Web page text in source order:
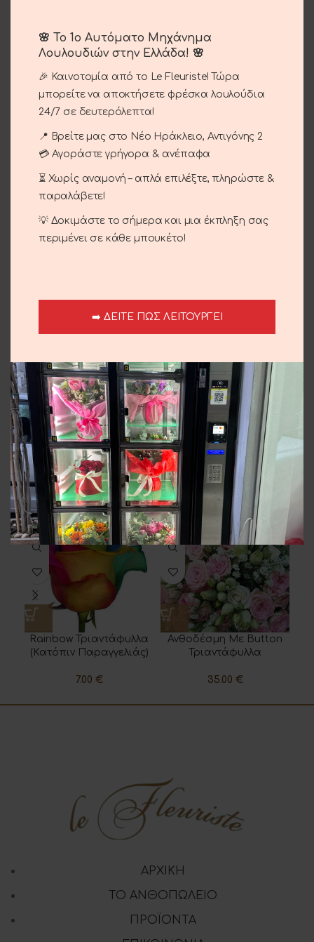
Ορχιδέα Σε Κούτα
40.00€
Ορχιδέα σε κούτα.
ΠΡΟΣΘΉΚΗ ΣΤΟ ΚΑΛΆΘΙ
Σύγκριση Αγαπημένο
Επέτειος
Περιγραφή
Ορχιδέα σε κούτα.
Αποστολή και παράδοση
Σχετικά προϊόντα
Rainbow Τριαντάφυλλα
(Κατόπιν Παραγγελιάς)
7.00 €
Ανθοδέσμη Με Button
Τριαντάφυλλα
35.00 €
ΑΡΧΙΚΗ
ΤΟ ΑΝΘΟΠΩΛΕΙΟ
ΠΡΟΪΟΝΤΑ
🌸 Το 1ο Αυτόματο Μηχάνημα
Λουλουδιών στην Ελλάδα! 🌸
🎉 Καινοτομία από το Le Fleuriste! Τώρα
μπορείτε να αποκτήσετε φρέσκα λουλούδια
24/7 σε δευτερόλεπτα!
📍 Βρείτε μας στο Νέο Ηράκλειο, Αντιγόνης 2
💳 Αγοράστε γρήγορα & ανέπαφα
⏳ Χωρίς αναμονή – απλά επιλέξτε, πληρώστε &
παραλάβετε!
💡 Δοκιμάστε το σήμερα και μια έκπληξη σας
περιμένει σε κάθε μπουκέτο!
➡️ ΔΕΙΤΕ ΠΩΣ ΛΕΙΤΟΥΡΓΕΙ